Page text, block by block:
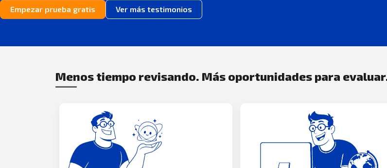
Empezar prueba gratis Ver más testimonios
Menos tiempo revisando. Más oportunidades para